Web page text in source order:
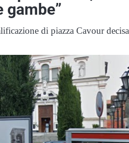
gambe”
di piazza Cavour decisa